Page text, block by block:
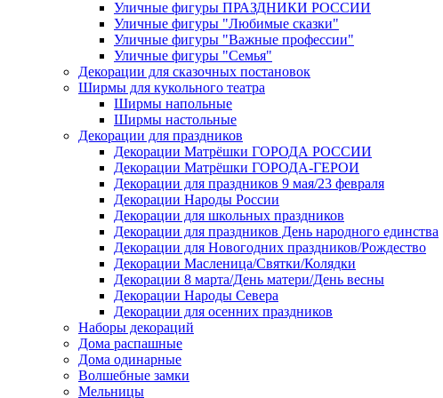
Уличные фигуры ПРАЗДНИКИ РОССИИ
Уличные фигуры "Любимые сказки"
Уличные фигуры "Важные профессии"
Уличные фигуры "Семья"
Декорации для сказочных постановок
Ширмы для кукольного театра
Ширмы напольные
Ширмы настольные
Декорации для праздников
Декорации Матрёшки ГОРОДА РОССИИ
Декорации Матрёшки ГОРОДА-ГЕРОИ
Декорации для праздников 9 мая/23 февраля
Декорации Народы России
Декорации для школьных праздников
Декорации для праздников День народного единства
Декорации для Новогодних праздников/Рождество
Декорации Масленица/Святки/Колядки
Декорации 8 марта/День матери/День весны
Декорации Народы Севера
Декорации для осенних праздников
Наборы декораций
Дома распашные
Дома одинарные
Волшебные замки
Мельницы